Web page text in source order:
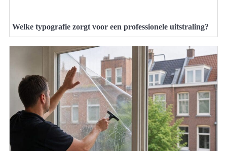
Welke typografie zorgt voor een professionele uitstraling?